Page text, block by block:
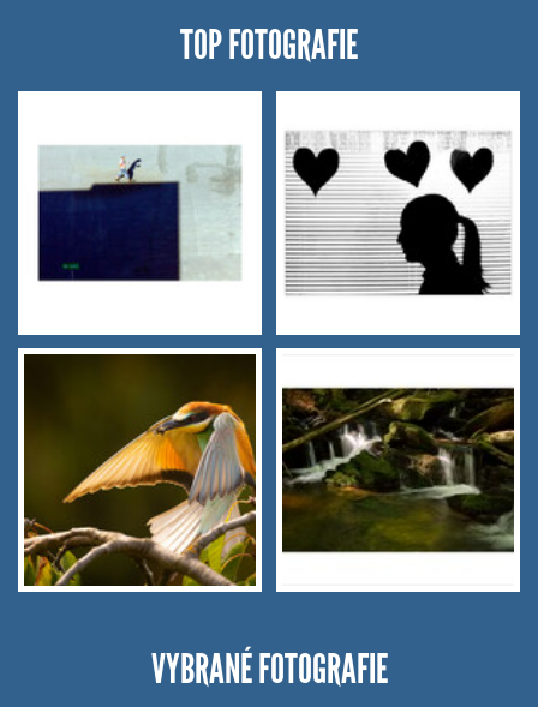
TOP FOTOGRAFIE
VYBRANÉ FOTOGRAFIE